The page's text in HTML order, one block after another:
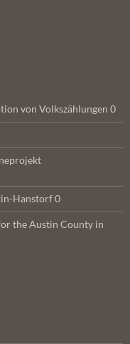
von Volkszählungen 0
Hanstorf 0
the Austin County in